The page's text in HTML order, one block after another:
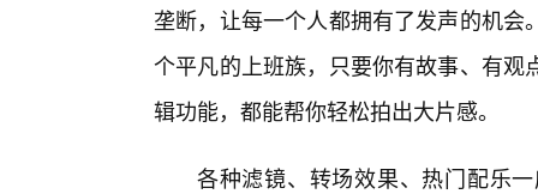
垄断，让每一个人都拥有了发声的机
个平凡的上班族，只要你有故事、有
辑功能，都能帮你轻松拍出大片感。
各种滤镜、转场效果、热门配乐